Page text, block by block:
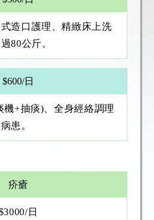
造口護理、精緻床上洗
80公斤。
$600/日
機+抽痰)、全身經絡調理
患。
疥瘡
日